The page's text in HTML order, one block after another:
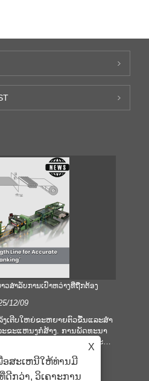
ວສໍາລັບການເປົ່າຫວ່າງທີ່ຖືກຕ້ອງ
12/09
ງເຕີບໃຫຍ່ຂະຫຍາຍຕົວຂື້ນແລະສໍາ
ຂະແຫນງກໍ່ສ້າງ. ການພັດທະນາ
ວາມຄາດຫວັງຂອງລູກຄ້າກໍາມະກໍາ
ໄຂການຜະລິດທີ່ຍິ່ງໃຫຍ່ແລະຄວາມ
ກການປຸງແຕ່ງມືແບບທໍາມະດາແມ່ນ
ມຕ້ອງການຂອງອຸດສາຫະກໍາທີ່ທັນ
X
ອສະເຫນີໃຫ້ທ່ານມີ
ກວ່າ, ວິເຄາະການ